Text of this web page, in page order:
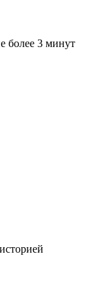
более 3 минут